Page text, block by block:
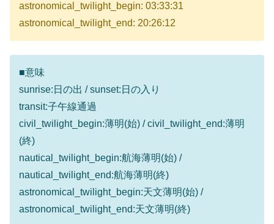
astronomical_twilight_begin: 03:33:31
astronomical_twilight_end: 20:26:12
■意味
sunrise:日の出 / sunset:日の入り
transit:子午線通過
civil_twilight_begin:薄明(始) / civil_twilight_end:薄明
(終)
nautical_twilight_begin:航海薄明(始) /
nautical_twilight_end:航海薄明(終)
astronomical_twilight_begin:天文薄明(始) /
astronomical_twilight_end:天文薄明(終)